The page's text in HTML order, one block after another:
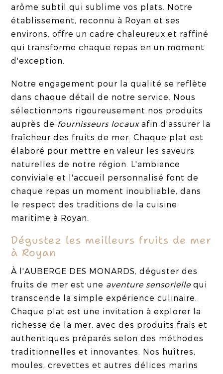
arôme subtil qui sublime vos plats. Notre
établissement, reconnu à Royan et ses
environs, offre un cadre chaleureux et raffiné
qui transforme chaque repas en un moment
d'exception.
Notre engagement pour la qualité se reflète
dans chaque détail de notre service. Nous
sélectionnons rigoureusement nos produits
auprès de fournisseurs locauxafin d'assurer la
fraîcheur des fruits de mer. Chaque plat est
élaboré pour mettre en valeur les saveurs
naturelles de notre région. L'ambiance
conviviale et l'accueil personnalisé font de
chaque repas un moment inoubliable, dans
le respect des traditions de la cuisine
maritime à Royan.
Dégustez les meilleurs fruits de mer
à Royan
À l'AUBERGE DES MONARDS, déguster des
fruits de mer est une aventure sensorielle qui
transcende la simple expérience culinaire.
Chaque plat est une invitation à explorer la
richesse de la mer, avec des produits frais et
authentiques préparés selon des méthodes
traditionnelles et innovantes. Nos huîtres,
moules, crevettes et autres délices marins